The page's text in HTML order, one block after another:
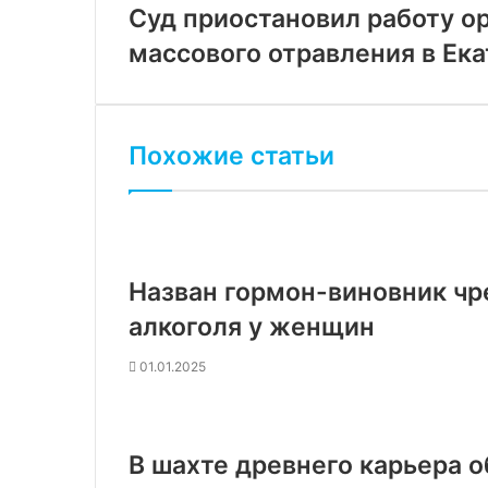
Суд приостановил работу
массового отравления в
Похожие статьи
Назван гормон-виновник
алкоголя у женщин
01.01.2025
В шахте древнего карьера